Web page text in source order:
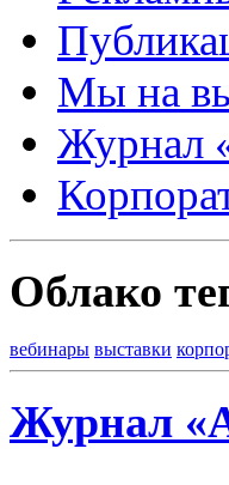
Мы на
Журнал
Облако
вебинары выставки
Журнал